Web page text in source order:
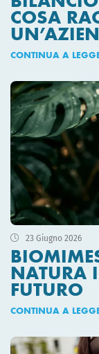
COSA
CONTINUA A
23 Giugno 2026
NATURA
FUTURO
CONTINUA A